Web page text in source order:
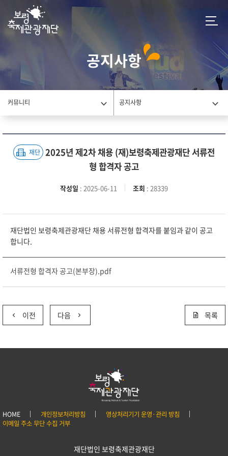
공지사항
커뮤니티 공지사항
재단 2025년 제2차 채용 (재)보령축제관광재단 서류전
형 합격자 공고
작성일 : 2025-06-11 조회 : 28339
재단법인 보령축제관광재단 채용 서류전형 합격자를 붙임과 같이 공고
합니다.
서류전형 합격자 공고(본부장).pdf
이전 다음 목록
HOME 개인정보처리방침
영상처리기기 운영·관리 방침
이메일 주소 무단 수집 거부
재단법인 보령축제관광재단